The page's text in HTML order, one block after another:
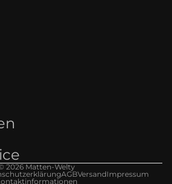
2026Matten-Welty
AGBVersandImpressum